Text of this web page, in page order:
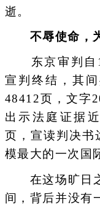
逝。
不辱使命，
东京审判自
宣判终结，其
48412页，文字
出示法庭证据
页，宣读判决书
模最大的一次国
在这场旷日之
间，背后并没有